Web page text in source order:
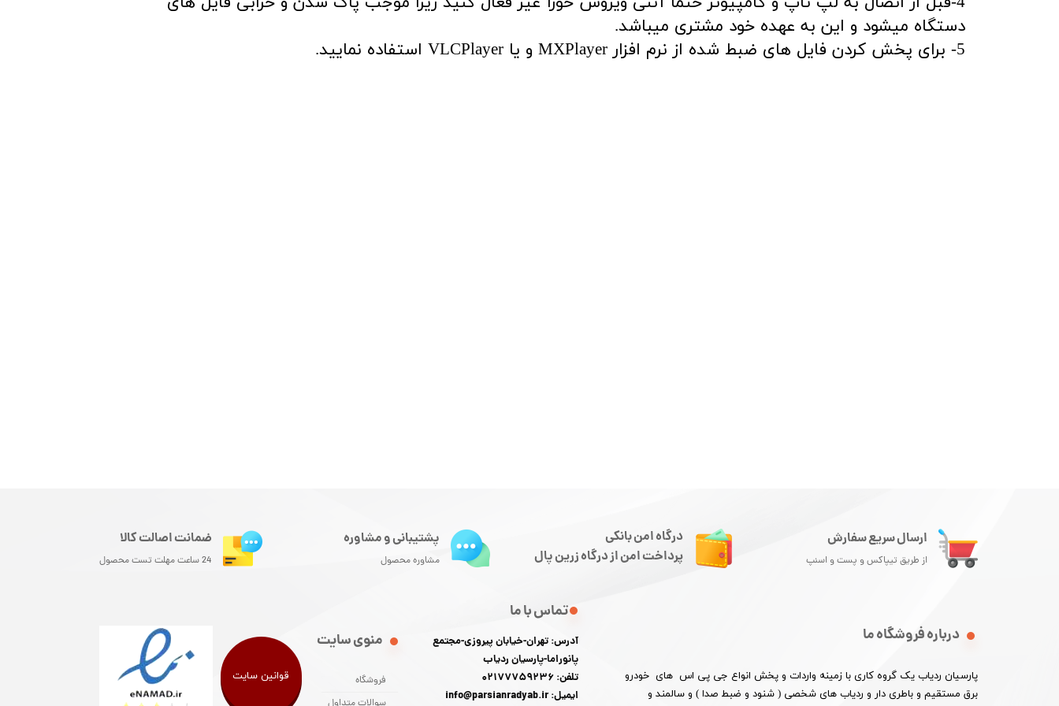
دستگاه میشود و این به عهده خود مشتری میباشد.
5- برای پخش کردن فایل های ضبط شده از نرم افزار MXPlayer و یا VLCPlayer استفاده نمایید.​​​​​​​​​​​​​​
ارسال سریع سفارش
از طریق تیپاکس و پست و اسنپ
درباره فروشگاه ما
پارسیان ردیاب یک گروه کاری با زمینه واردات و پخش انواع جی پی اس های خودرو
برق مستقیم و باطری دار و ردیاب های شخصی ( شنود و ضبط صدا ) و سالمند و
منوی سایت
فروشگاه
تماس با ما
آدرس: تهران-خیابان پیروزی-مجتمع
پانوراما-پارسیان ردیاب
تلفن: 02177759236
ایمیل: info@parsianradyab.ir
درگاه امن بانکی
پرداخت امن از درگاه زرین پال
پشتیبانی و مشاوره
مشاوره محصول
ضمانت اصالت کالا
24 ساعت مهلت تست محصول
قوانین سایت